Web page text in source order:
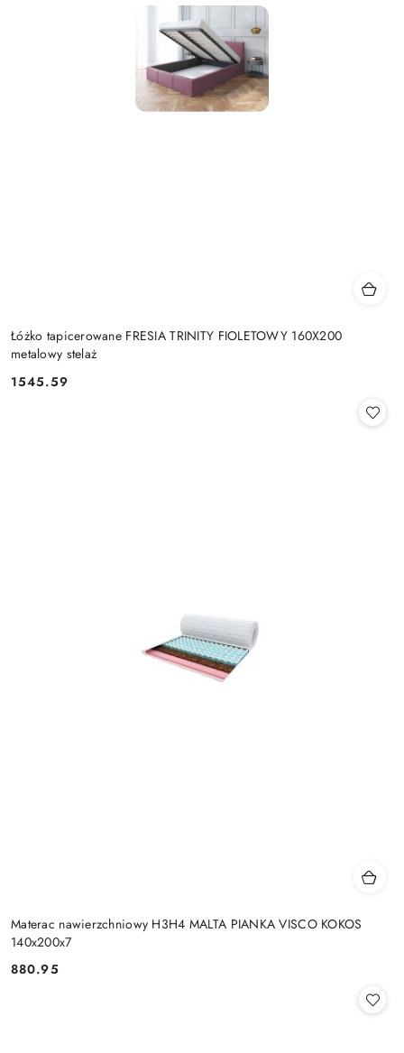
Łóżko tapicerowane FRESIA TRINITY FIOLETOWY 160X200
metalowy stelaż
Cena:
1545.59
Materac nawierzchniowy H3H4 MALTA PIANKA VISCO KOKOS
140x200x7
Cena:
880.95